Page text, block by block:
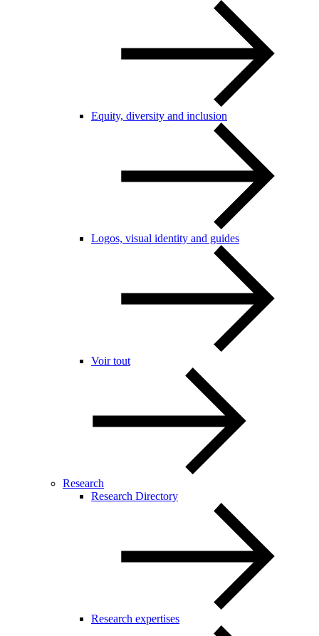
Equity, diversity and inclusion
Logos, visual identity and guides
Voir tout
Research
Research Directory
Research expertises